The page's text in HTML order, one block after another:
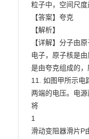
粒子中，空间尺度
【答案】夸克
【解析】
【详解】分子由
电子，原子核是
是由夸克组成的，
11. 如图甲所示电
两端的电压。电源
将
1
滑动变阻器滑片P